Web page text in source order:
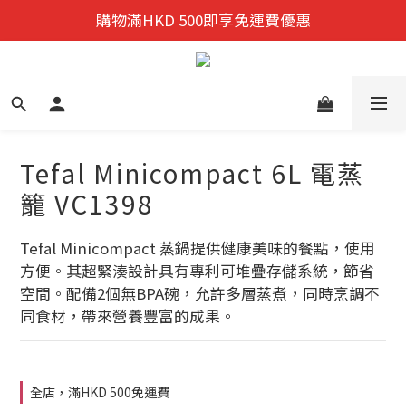
迎新禮遇:  新會員首次購物 尊享全單9折優惠!
購物滿HKD 500即享免運費優惠
迎新禮遇:  新會員首次購物 尊享全單9折優惠!
Tefal Minicompact 6L 電蒸
籠 VC1398
Tefal Minicompact 蒸鍋提供健康美味的餐點，使用
方便。其超緊湊設計具有專利可堆疊存儲系統，節省
空間。配備2個無BPA碗，允許多層蒸煮，同時烹調不
同食材，帶來營養豐富的成果。
全店，滿HKD 500免運費